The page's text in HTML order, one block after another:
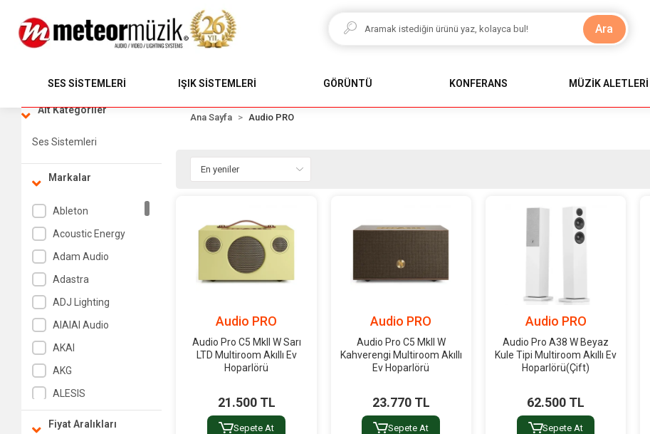
Ara
SES SİSTEMLERİ IŞIK SİSTEMLERİ GÖRÜNTÜ KONFERANS MÜZİK ALETLERİ
Alt Kategoriler
Ses Sistemleri
Markalar
Ableton
Acoustic Energy
Adam Audio
Adastra
ADJ Lighting
AIAIAI Audio
AKAI
AKG
ALESIS
Fiyat Aralıkları
Ana Sayfa Audio PRO
Audio PRO
Audio Pro C5 MkII W Sarı
LTD Multiroom Akıllı Ev
Hoparlörü
21.500 TL
Sepete At
Audio PRO
Audio Pro C5 MkII W
Kahverengi Multiroom Akıllı
Ev Hoparlörü
23.770 TL
Sepete At
Audio PRO
Audio Pro A38 W Beyaz
Kule Tipi Multiroom Akıllı Ev
Hoparlörü(Çift)
62.500 TL
Sepete At